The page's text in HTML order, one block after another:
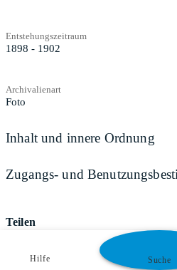
Entstehungszeitraum
1898 - 1902
Archivalienart
Foto
Inhalt und innere Ordnung
Zugangs- und
Teilen
Hilfe Suche